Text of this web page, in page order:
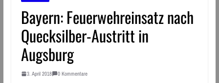
Bayern: Feuerwehreinsatz nach
Quecksilber-Austritt in
Augsburg
3. April 2018 0 Kommentare